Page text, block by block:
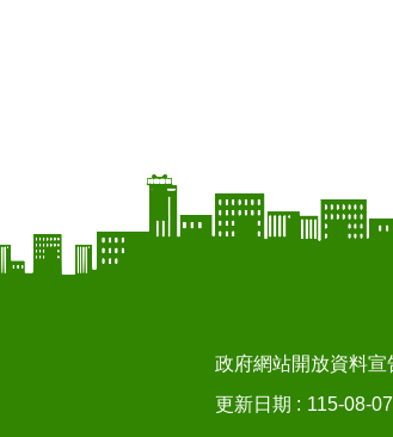
政府網站開放資料宣
更新日期
115-08-07